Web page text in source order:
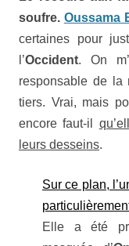
soufre. Oussama
certaines pour
l’Occident. On
responsable de la
tiers. Vrai, mais
encore faut-il
leurs desseins.
Sur ce plan,
Elle a été